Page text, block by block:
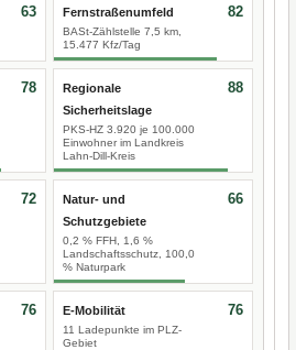
63 Fernstraßenumfeld
BASt-Zählstelle 7,5 km,
15.477 Kfz/Tag
82
78
Regionale
Sicherheitslage
PKS-HZ 3.920 je 100.000
Einwohner im Landkreis
Lahn-Dill-Kreis
88
72
Natur- und
Schutzgebiete
0,2 % FFH, 1,6 %
Landschaftsschutz, 100,0
% Naturpark
66
76 E-Mobilität
11 Ladepunkte im PLZ-
Gebiet
76